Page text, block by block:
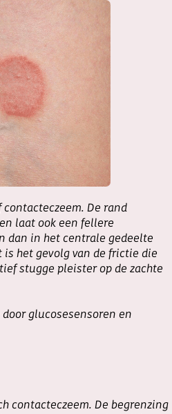
De rand
laat ook een fellere
dan in het centrale gedeelte
is het gevolg van de frictie die
stugge pleister op de zachte
glucosesensoren en
contacteczeem. De begrenzing